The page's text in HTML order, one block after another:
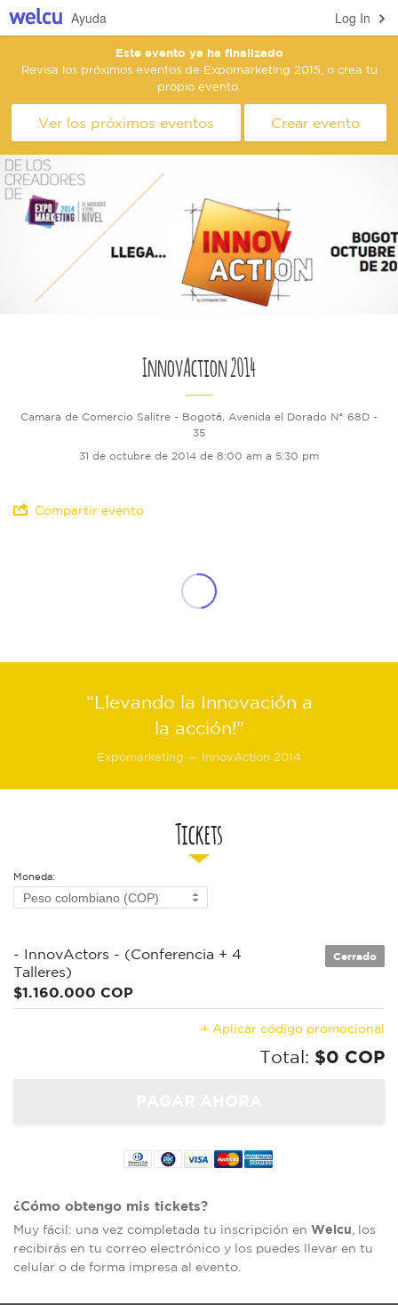
Log In
Ayuda
Este evento ya ha finalizado
Revisa los próximos eventos de Expomarketing 2015, o crea tu
propio evento.
Ver los próximos eventos Crear evento
InnovAction 2014
Camara de Comercio Salitre - Bogotá, Avenida el Dorado N° 68D -
35
31 de octubre de 2014 de 8:00 am a 5:30 pm
Compartir evento
“Llevando la Innovación a
la acción!”
Expomarketing — InnovAction 2014
Tickets
Moneda:
- InnovActors - (Conferencia + 4
Talleres)
$1.160.000 COP
Cerrado
+ Aplicar código promocional
Total: $0 COP
¿Cómo obtengo mis tickets?
Muy fácil: una vez completada tu inscripción en Welcu , los
recibirás en tu correo electrónico y los puedes llevar en tu
celular o de forma impresa al evento.